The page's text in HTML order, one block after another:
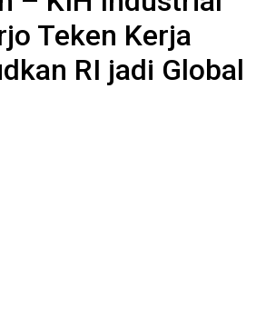
Teken Kerja
RI jadi Global